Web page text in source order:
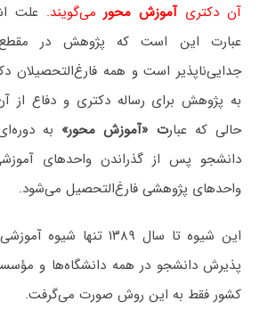
آن دکتریآموزش محور می‌گویند. علت
عبارت این است که پژوهش در
جدایی‌ناپذیر است و همه فارغ‌التحصیلان
به پژوهش برای رساله دکتری و دفاع از
حالی که عبارت «آموزش محور» به
دانشجو پس از گذراندن واحدهای
واحدهای پژوهشی فارغ‌التحصیل می‌شود.
این شیوه تا سال ۱۳۸۹ تنها
پذیرش دانشجو در همه دانشگاه‌ها و
کشور فقط به این روش صورت می‌گرفت.